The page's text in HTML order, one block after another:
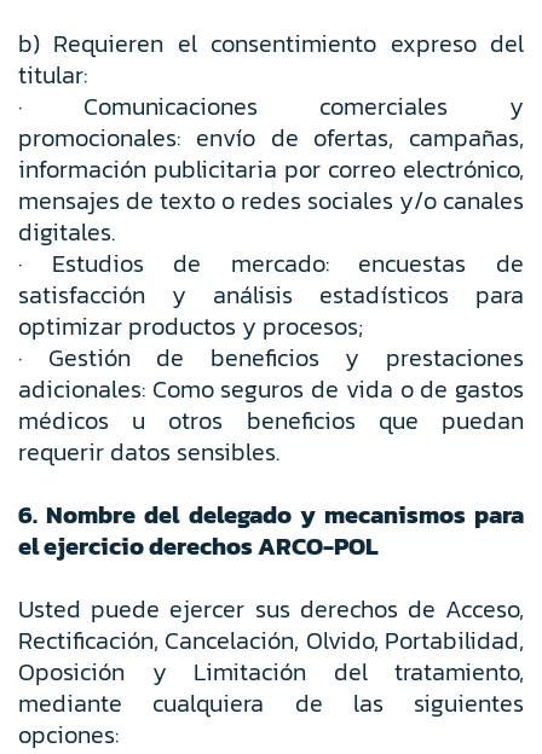
b) Requieren el consentimiento expreso del
titular:
· Comunicaciones comerciales y
promocionales: envío de ofertas, campañas,
información publicitaria por correo electrónico,
mensajes de texto o redes sociales y/o canales
digitales.
· Estudios de mercado: encuestas de
satisfacción y análisis estadísticos para
optimizar productos y procesos;
· Gestión de beneficios y prestaciones
adicionales: Como seguros de vida o de gastos
médicos u otros beneficios que puedan
requerir datos sensibles.
6. Nombre del delegado y mecanismos para
el ejercicio derechos ARCO-POL
Usted puede ejercer sus derechos de Acceso,
Rectificación, Cancelación, Olvido, Portabilidad,
Oposición y Limitación del tratamiento,
mediante cualquiera de las siguientes
opciones: